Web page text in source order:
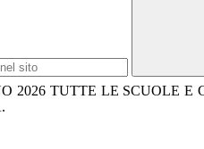
2026 TUTTE LE SCUOLE